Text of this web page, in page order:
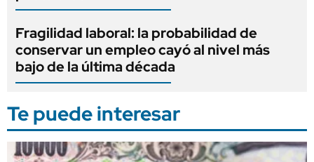
Fragilidad laboral: la probabilidad de
conservar un empleo cayó al nivel más
bajo de la última década
Te puede interesar